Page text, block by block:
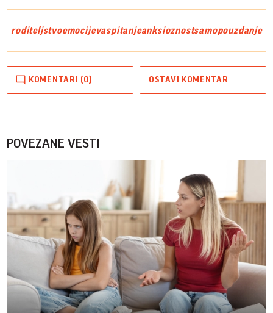
roditeljstvoemocijevaspitanjeanksioznostsamopouzdanje
KOMENTARI (0) OSTAVI KOMENTAR
POVEZANE VESTI